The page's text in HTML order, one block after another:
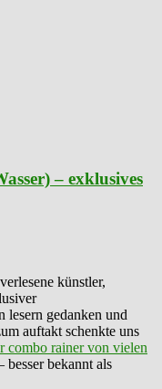
– exklusives
künstler,
lesern gedanken und
auftakt schenkte uns
combo rainer von vielen
besser bekannt als